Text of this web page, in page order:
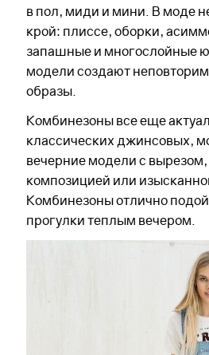
в пол, миди и мини. В моде
крой: плиссе, оборки,
запашные и многослойные
модели создают
образы.
Комбинезоны все еще
классических джинсовых,
вечерние модели с вырезом,
композицией или
Комбинезоны отлично
прогулки теплым вечером.